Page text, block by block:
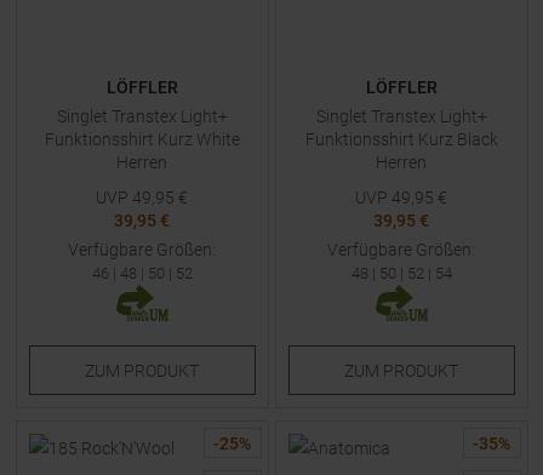
LÖFFLER
Singlet Transtex Light+
Funktionsshirt Kurz White
Herren
UVP 49,95 €
39,95 €
Verfügbare Größen:
46 | 48 | 50 | 52
ZUM PRODUKT
LÖFFLER
Singlet Transtex Light+
Funktionsshirt Kurz Black
Herren
UVP 49,95 €
39,95 €
Verfügbare Größen:
48 | 50 | 52| 54
ZUM PRODUKT
-25% -35%